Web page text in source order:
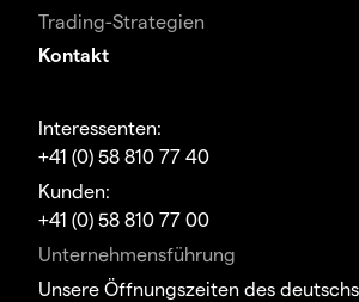
Trading-Strategien
Kontakt
Interessenten:
+41 (0) 58 810 77 40
Kunden:
+41 (0) 58 810 77 00
Unternehmensführung
Unsere Öffnungszeiten des